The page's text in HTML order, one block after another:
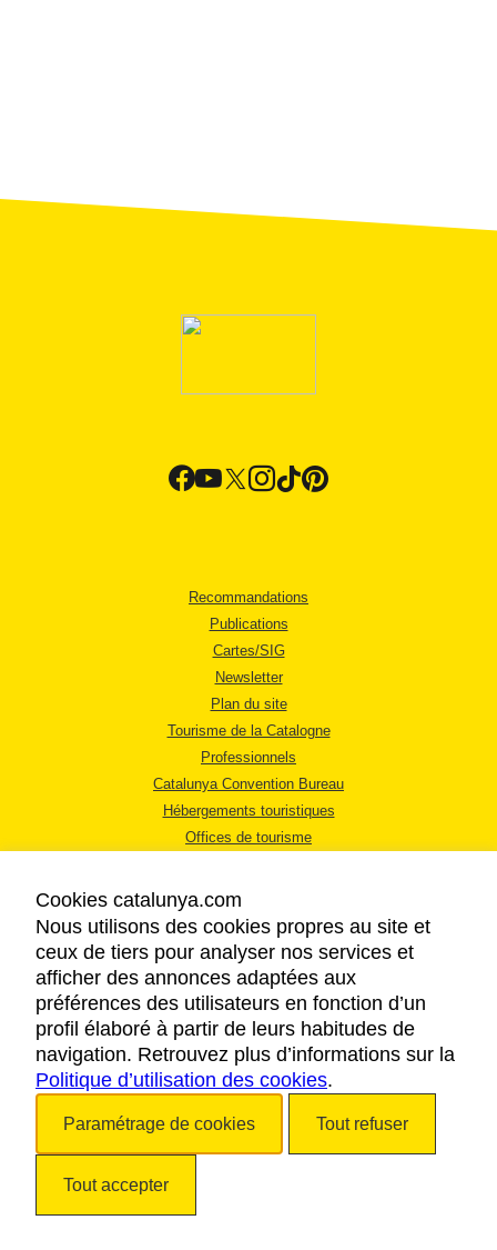
Recommandations
Publications
Cartes/SIG
Newsletter
Plan du site
Tourisme de la Catalogne
Professionnels
Catalunya Convention Bureau
Hébergements touristiques
Offices de tourisme
MENTIONS LÉGALES
RÈGLES DE CONFIDENTIALITÉ
COOKIES
ACCESSIBILITÉ
Cookies catalunya.com
Nous utilisons des cookies propres au site et
ceux de tiers pour analyser nos services et
afficher des annonces adaptées aux
préférences des utilisateurs en fonction d’un
profil élaboré à partir de leurs habitudes de
navigation. Retrouvez plus d’informations sur la
Politique d’utilisation des cookies.
Paramétrage de cookies Tout refuser
Tout accepter